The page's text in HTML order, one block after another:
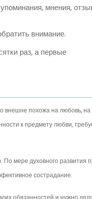
мнения,
внимание.
раз, а первые
внеш­не похожа на любовь,
к предмету любви,
По мере духовного развития
сострадание.
обя­занностей и нужно